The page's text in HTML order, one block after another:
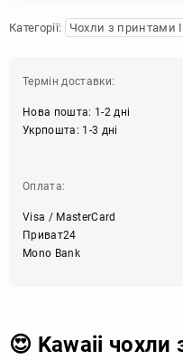
Категорії: Чохли з принтами
Термін доставки:
Нова пошта: 1-2 дні
Укрпошта: 1-3 дні
Оплата:
Visa / MasterCard
Приват24
Mono Bank
😍 Kawaii чохли